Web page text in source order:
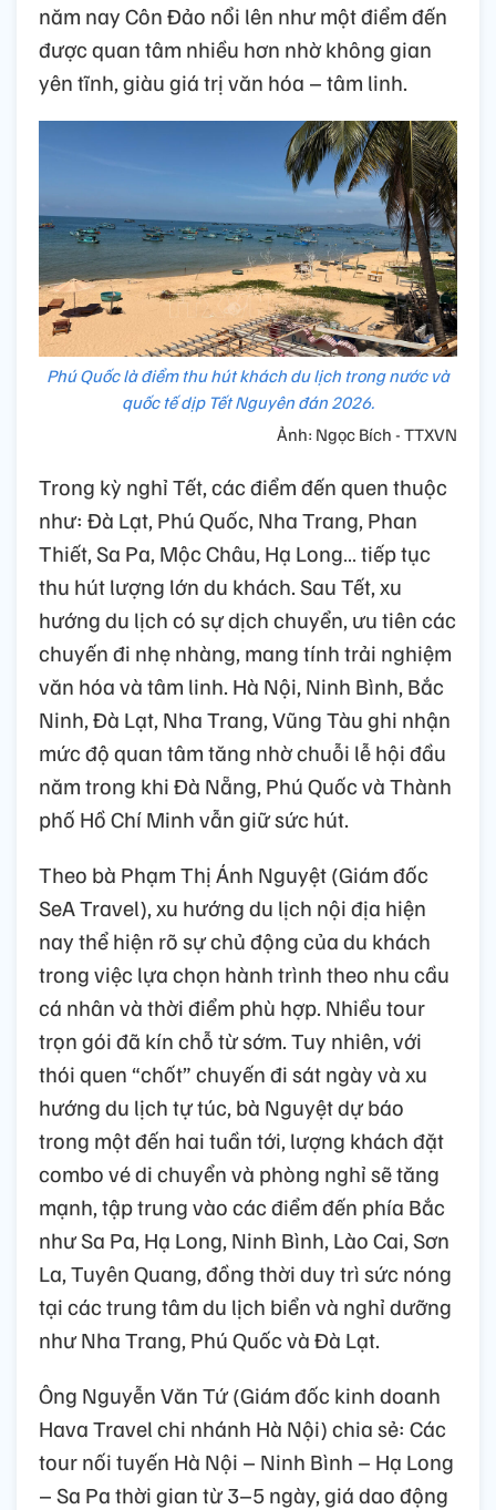
năm nay Côn Đảo nổi lên như một điểm đến
được quan tâm nhiều hơn nhờ không gian
yên tĩnh, giàu giá trị văn hóa – tâm linh.
Phú Quốc là điểm thu hút khách du lịch trong nước và
quốc tế dịp Tết Nguyên đán 2026.
Ảnh: Ngọc Bích - TTXVN
Trong kỳ nghỉ Tết, các điểm đến quen thuộc
như: Đà Lạt, Phú Quốc, Nha Trang, Phan
Thiết, Sa Pa, Mộc Châu, Hạ Long… tiếp tục
thu hút lượng lớn du khách. Sau Tết, xu
hướng du lịch có sự dịch chuyển, ưu tiên các
chuyến đi nhẹ nhàng, mang tính trải nghiệm
văn hóa và tâm linh. Hà Nội, Ninh Bình, Bắc
Ninh, Đà Lạt, Nha Trang, Vũng Tàu ghi nhận
mức độ quan tâm tăng nhờ chuỗi lễ hội đầu
năm trong khi Đà Nẵng, Phú Quốc và Thành
phố Hồ Chí Minh vẫn giữ sức hút.
Theo bà Phạm Thị Ánh Nguyệt (Giám đốc
SeA Travel), xu hướng du lịch nội địa hiện
nay thể hiện rõ sự chủ động của du khách
trong việc lựa chọn hành trình theo nhu cầu
cá nhân và thời điểm phù hợp. Nhiều tour
trọn gói đã kín chỗ từ sớm. Tuy nhiên, với
thói quen “chốt” chuyến đi sát ngày và xu
hướng du lịch tự túc, bà Nguyệt dự báo
trong một đến hai tuần tới, lượng khách đặt
combo vé di chuyển và phòng nghỉ sẽ tăng
mạnh, tập trung vào các điểm đến phía Bắc
như Sa Pa, Hạ Long, Ninh Bình, Lào Cai, Sơn
La, Tuyên Quang, đồng thời duy trì sức nóng
tại các trung tâm du lịch biển và nghỉ dưỡng
như Nha Trang, Phú Quốc và Đà Lạt.
Ông Nguyễn Văn Tứ (Giám đốc kinh doanh
Hava Travel chi nhánh Hà Nội) chia sẻ: Các
tour nối tuyến Hà Nội – Ninh Bình – Hạ Long
– Sa Pa thời gian từ 3–5 ngày, giá dao động